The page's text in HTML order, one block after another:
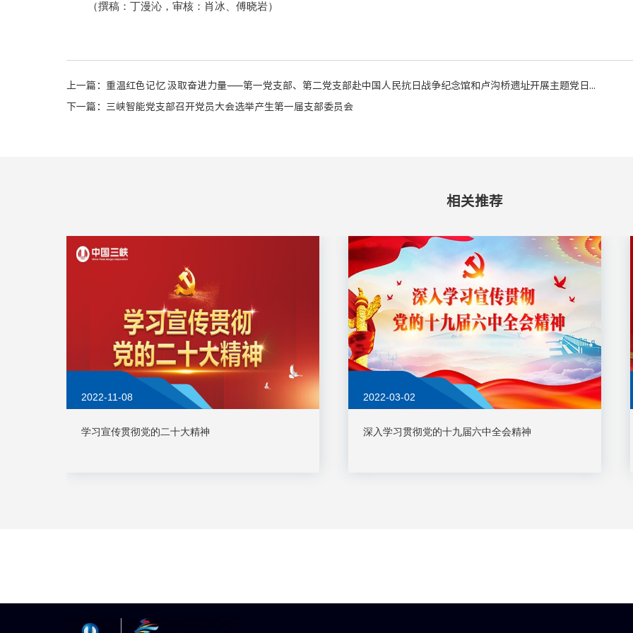
（撰稿：丁漫沁，审核：肖冰、傅晓岩）
上一篇： 重温红色记忆 汲取奋进力量——第一党支部、第二党支部赴中国人民抗日战争纪念馆和卢沟桥遗址开展主题党日...
下一篇： 三峡智能党支部召开党员大会选举产生第一届支部委员会
相关推荐
2022-11-08
学习宣传贯彻党的二十大精神
2022-03-02
深入学习贯彻党的十九届六中全会精神